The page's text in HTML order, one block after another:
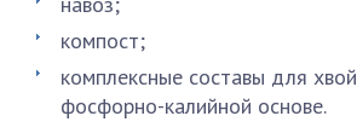
компост;
комплексные составы для
фосфорно-калийной основе.